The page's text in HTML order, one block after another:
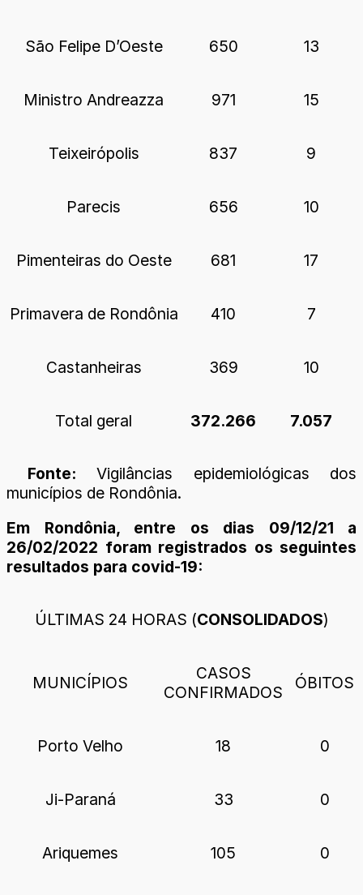
São Felipe D’Oeste 650 13
Ministro Andreazza 971 15
Teixeirópolis 837 9
Parecis 656 10
Pimenteiras do Oeste 681 17
Primavera de Rondônia 410 7
Castanheiras 369 10
Total geral 372.266 7.057
Fonte: Vigilâncias epidemiológicas dos
municípios de Rondônia.
Em Rondônia, entre os dias 09/12/21 a
26/02/2022 foram registrados os seguintes
resultados para covid-19:
ÚLTIMAS 24 HORAS (CONSOLIDADOS)
MUNICÍPIOS
CASOS
CONFIRMADOS
ÓBITOS
Porto Velho 18 0
Ji-Paraná 33 0
Ariquemes 105 0